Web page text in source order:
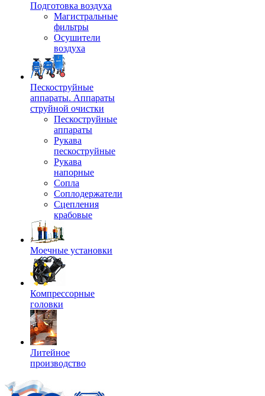
Подготовка воздуха
Магистральные
фильтры
Осушители
воздуха
Пескоструйные
аппараты. Аппараты
струйной очистки
Пескоструйные
аппараты
Рукава
пескоструйные
Рукава
напорные
Сопла
Соплодержатели
Сцепления
крабовые
Моечные установки
Компрессорные
головки
Литейное
производство